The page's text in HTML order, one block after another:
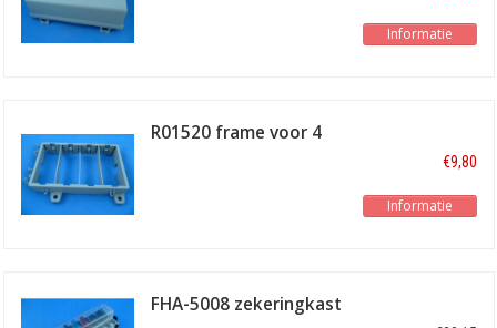
Informatie
R01520 frame voor 4
€9,80
Informatie
FHA-5008 zekeringkast